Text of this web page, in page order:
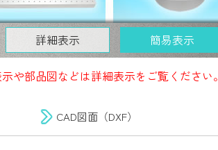
伊藤鉄工のお仕事
新着情報
オンラインショップ
詳細表示 簡易表示
や部品図などは詳細表示をご覧ください。
CAD図面（DXF）